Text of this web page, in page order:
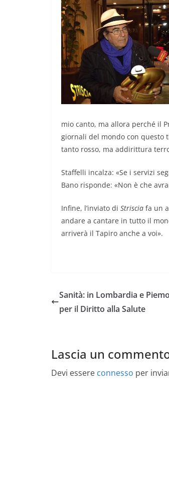
mio canto, ma allora perché il
giornali del mondo con questo
tanto rosso, ma addirittura
Staffelli incalza: «Se i servizi
Bano risponde: «Non è che
Infine, l’inviato di Striscia fa un
andare a cantare in tutto il
arriverà il Tapiro anche a voi».
Sanità: in Lombardia e
per il Diritto alla Salute
Lascia un
Devi essere connesso per